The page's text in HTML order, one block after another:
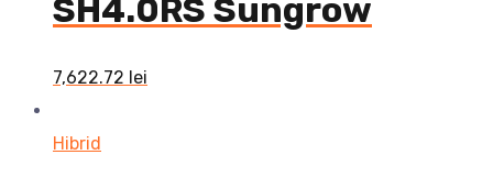
SH4.0RS Sungrow
7,622.72 lei
Hibrid